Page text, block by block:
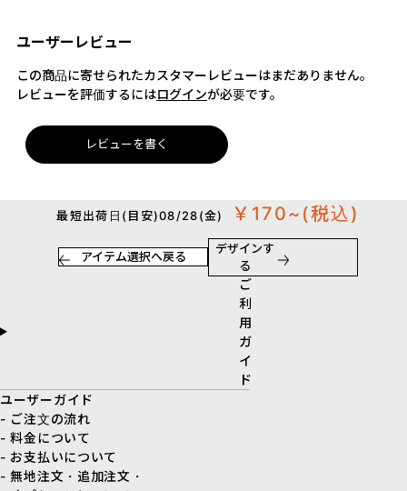
ユーザーレビュー
この商品に寄せられたカスタマーレビューはまだありません。
レビューを評価するにはログインが必要です。
レビューを書く
最短出荷日(目安)08/28(金) ￥170~ (税込)
アイテム選択へ戻る
デザインす
る
ご
利
用
ガ
イ
ド
ユーザーガイド
- ご注文の流れ
- 料金について
- お支払いについて
- 無地注文・追加注文・